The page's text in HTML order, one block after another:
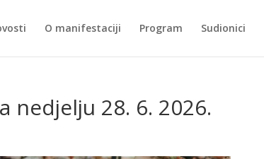
O manifestaciji Program Sudionici
nedjelju 28. 6. 2026.